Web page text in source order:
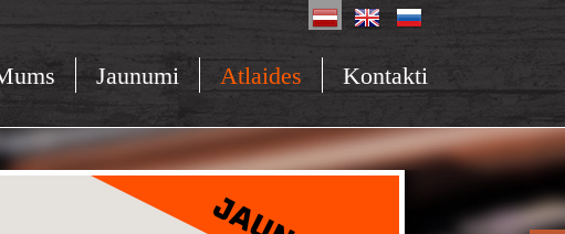
Jaunumi Atlaides Kontakti